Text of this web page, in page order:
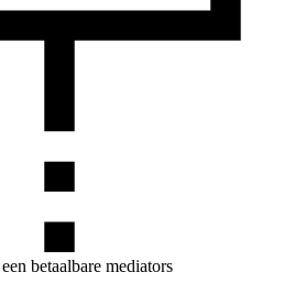
betaalbare mediators